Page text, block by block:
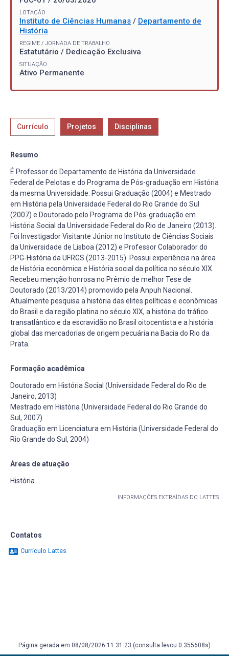
LOTAÇÃO
Instituto de Ciências Humanas / Departamento de
História
REGIME / JORNADA DE TRABALHO
Estatutário / Dedicação Exclusiva
SITUAÇÃO
Ativo Permanente
Currículo Projetos Disciplinas
Resumo
É Professor do Departamento de História da Universidade
Federal de Pelotas e do Programa de Pós-graduação em História
da mesma Universidade. Possui Graduação (2004) e Mestrado
em História pela Universidade Federal do Rio Grande do Sul
(2007) e Doutorado pelo Programa de Pós-graduação em
História Social da Universidade Federal do Rio de Janeiro (2013).
Foi Investigador Visitante Júnior no Instituto de Ciências Sociais
da Universidade de Lisboa (2012) e Professor Colaborador do
PPG-História da UFRGS (2013-2015). Possui experiência na área
de História econômica e História social da política no século XIX.
Recebeu menção honrosa no Prêmio de melhor Tese de
Doutorado (2013/2014) promovido pela Anpuh Nacional.
Atualmente pesquisa a história das elites políticas e econômicas
do Brasil e da região platina no século XIX, a história do tráfico
transatlântico e da escravidão no Brasil oitocentista e a história
global das mercadorias de origem pecuária na Bacia do Rio da
Prata.
Formação acadêmica
Doutorado em História Social (Universidade Federal do Rio de
Janeiro, 2013)
Mestrado em História (Universidade Federal do Rio Grande do
Sul, 2007)
Graduação em Licenciatura em História (Universidade Federal do
Rio Grande do Sul, 2004)
Áreas de atuação
História
INFORMAÇÕES EXTRAÍDAS DO LATTES
Contatos
Currículo Lattes
Página gerada em 08/08/2026 11:31:23 (consulta levou 0.355608s)